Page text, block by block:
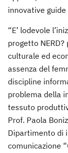
innovative
“E’ lodevole
progetto
culturale ed
assenza del
discipline
problema della
tessuto
Prof. Paola
Dipartimento di
comunicazione